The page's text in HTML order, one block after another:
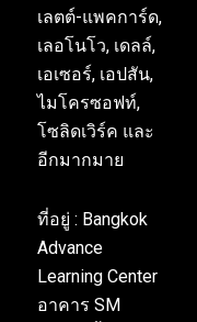
เลตต์-แพคการ์ด,
เลอโนโว, เดลล์,
เอเซอร์, เอปสัน,
ไมโครซอฟท์,
โซลิดเวิร์ค และ
อีกมากมาย
ที่อยู่ : Bangkok
Advance
Learning Center
อาคาร SM